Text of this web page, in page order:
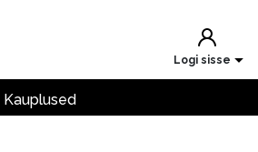
Logi sisse
Kauplused